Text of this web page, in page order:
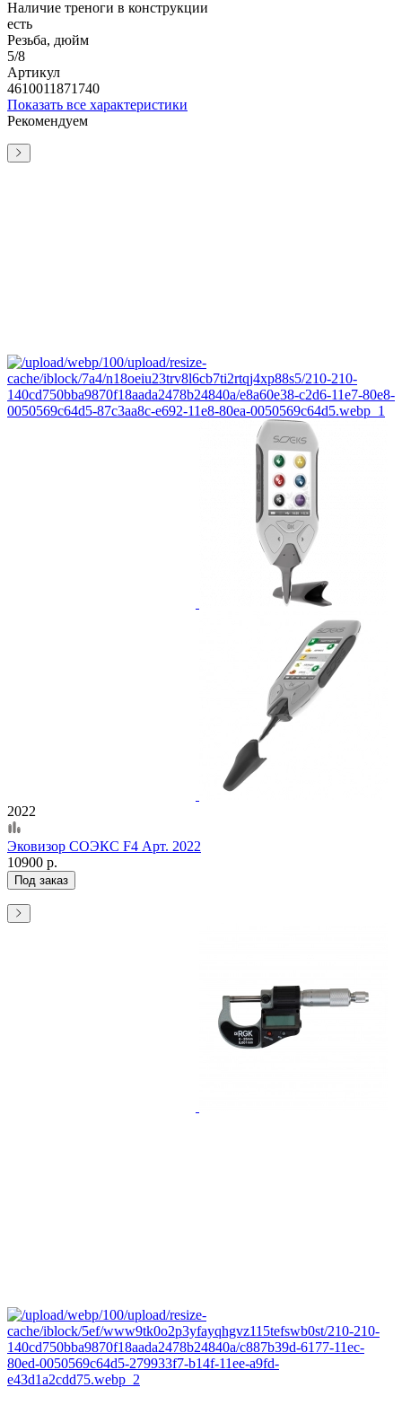
Наличие треноги в конструкции
есть
Резьба, дюйм
5/8
Артикул
4610011871740
Показать все характеристики
Рекомендуем
2022
Эковизор СОЭКС F4 Арт. 2022
10900 р.
Под заказ